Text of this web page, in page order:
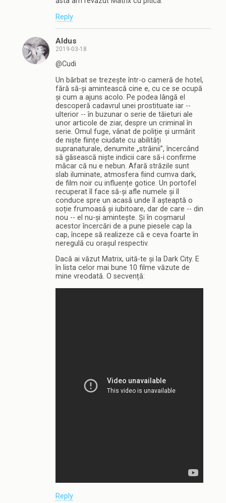
Reply
Aldus
2019-03-18
@Cudi
Un bărbat se trezește într-o cameră de hotel,
fără să-și amintească cine e, cu ce se ocupă
și cum a ajuns acolo. Pe podea lângă el
descoperă cadavrul unei prostituate iar --
ulterior -- în buzunar o serie de tăieturi ale
unor articole de ziar, despre un criminal în
serie. Omul fuge, vânat de poliție și urmărit
de niște ființe ciudate cu abilități
supranaturale, denumite „străinii”, încercând
să găsească niște indicii care să-i confirme
măcar că nu e nebun. Afară străzile sunt
slab iluminate, atmosfera fiind cumva dark,
de film noir cu influențe gotice. Un portofel
recuperat îl face să-și afle numele și îl
conduce spre un acasă unde îl așteaptă o
soție frumoasă și iubitoare, dar de care -- din
nou -- el nu-și amintește. Și în coșmarul
acestor încercări de a pune piesele cap la
cap, începe să realizeze că e ceva foarte în
neregulă cu orașul respectiv.
Dacă ai văzut Matrix, uită-te și la Dark City. E
în lista celor mai bune 10 filme văzute de
mine vreodată. O secvență:
Reply